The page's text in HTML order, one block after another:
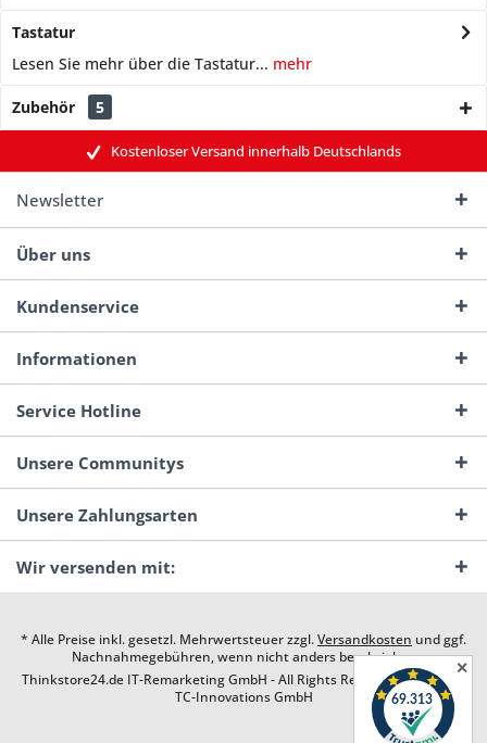
Tastatur
Lesen Sie mehr über die Tastatur... mehr
Zubehör 5
Kostenloser Versand innerhalb Deutschlands
Newsletter
Über uns
Kundenservice
Informationen
Service Hotline
Unsere Communitys
Unsere Zahlungsarten
Wir versenden mit:
* Alle Preise inkl. gesetzl. Mehrwertsteuer zzgl.Versandkosten und ggf.
Nachnahmegebühren, wenn nicht anders beschrieben
Thinkstore24.de IT-Remarketing GmbH - All Rights Reserved. Design by
TC-Innovations GmbH
✕